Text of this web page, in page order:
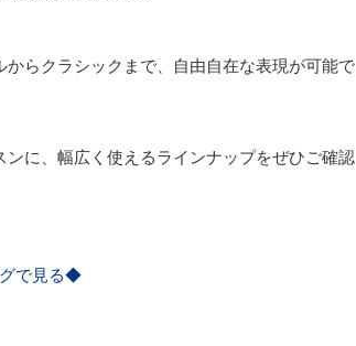
らクラシックまで、自由自在な表現が可能で
に、幅広く使えるラインナップをぜひご確認
で見る◆